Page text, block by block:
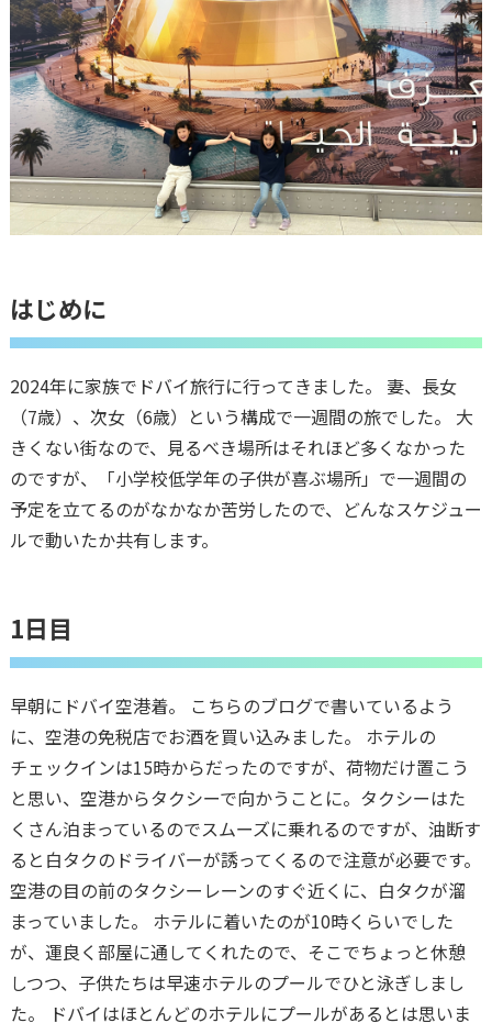
はじめに
2024年に家族でドバイ旅行に行ってきました。 妻、長女
（7歳）、次女（6歳）という構成で一週間の旅でした。 大
きくない街なので、見るべき場所はそれほど多くなかった
のですが、「小学校低学年の子供が喜ぶ場所」で一週間の
予定を立てるのがなかなか苦労したので、どんなスケジュー
ルで動いたか共有します。
1日目
早朝にドバイ空港着。 こちらのブログで書いているよう
に、空港の免税店でお酒を買い込みました。 ホテルの
チェックインは15時からだったのですが、荷物だけ置こう
と思い、空港からタクシーで向かうことに。タクシーはた
くさん泊まっているのでスムーズに乗れるのですが、油断す
ると白タクのドライバーが誘ってくるので注意が必要です。
空港の目の前のタクシーレーンのすぐ近くに、白タクが溜
まっていました。 ホテルに着いたのが10時くらいでした
が、運良く部屋に通してくれたので、そこでちょっと休憩
しつつ、子供たちは早速ホテルのプールでひと泳ぎしまし
た。 ドバイはほとんどのホテルにプールがあるとは思いま